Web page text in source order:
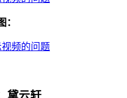
：
黛云轩